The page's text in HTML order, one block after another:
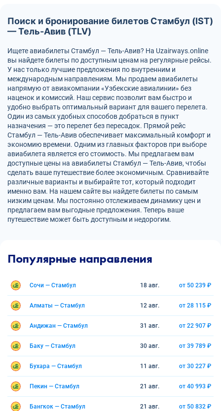
Поиск и бронирование билетов Стамбул (IST)
— Тель-Авив (TLV)
Ищете авиабилеты Стамбул — Тель-Авив? На Uzairways.online
вы найдете билеты по доступным ценам на регулярные рейсы.
У нас только лучшие предложения по внутренним и
международным направлениям. Мы продаем авиабилеты
напрямую от авиакомпании «Узбекские авиалинии» без
наценок и комиссий. Наш сервис позволит вам быстро и
удобно выбрать оптимальный вариант для вашего перелета.
Один из самых удобных способов добраться в пункт
назначения — это перелет без пересадок. Прямой рейс
Стамбул — Тель-Авив обеспечивает максимальный комфорт и
экономию времени. Одним из главных факторов при выборе
авиабилета является его стоимость. Мы предлагаем вам
доступные цены на авиабилеты Стамбул — Тель-Авив, чтобы
сделать ваше путешествие более экономичным. Сравнивайте
различные варианты и выбирайте тот, который подходит
именно вам. На нашем сайте вы найдете билеты по самым
низким ценам. Мы постоянно отслеживаем динамику цен и
предлагаем вам выгодные предложения. Теперь ваше
путешествие может быть доступным и недорогим.
Популярные направления
Сочи — Стамбул 18 авг. от 50 239 ₽
Алматы — Стамбул 12 авг. от 28 115 ₽
Андижан — Стамбул 31 авг. от 22 907 ₽
Баку — Стамбул 30 авг. от 39 789 ₽
Бухара — Стамбул 11 авг. от 30 227 ₽
Пекин — Стамбул 21 авг. от 40 993 ₽
Бангкок — Стамбул 21 авг. от 50 832 ₽